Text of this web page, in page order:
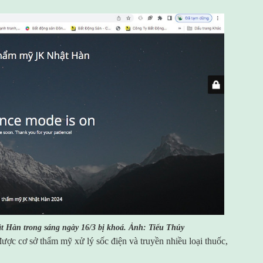
Hàn trong sáng ngày 16/3 bị khoá. Ảnh: Tiểu Thúy
cơ sở thẩm mỹ xử lý sốc điện và truyền nhiều loại thuốc,